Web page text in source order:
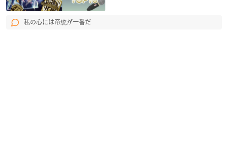
私の心には帝统が一番だ